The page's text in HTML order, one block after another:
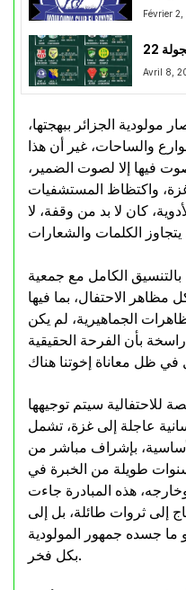
Février
22
Avril 8,
مولودية الجزائر ببهجتها،
والساحات، غير أن هذا
فيها إلا لصوت الضمير،
واكتظاظ المستشفيات
كان لا بد من وقفة، لا
بالتنسيق الكامل مع جمعية
مظاهر الاحتفال، بما فيها
الجماهيرية، لم يكن
بأن الفرحة الحقيقية
للاحتفالية سيتم توجيهها
عاجلة إلى غزة، تشمل
بإشراف مباشر من
طويلة من الخبرة في
هذه المبادرة جاءت
إلى ثروات طائلة، بل إلى
جسده جمهور المولودية
بكل فخر.